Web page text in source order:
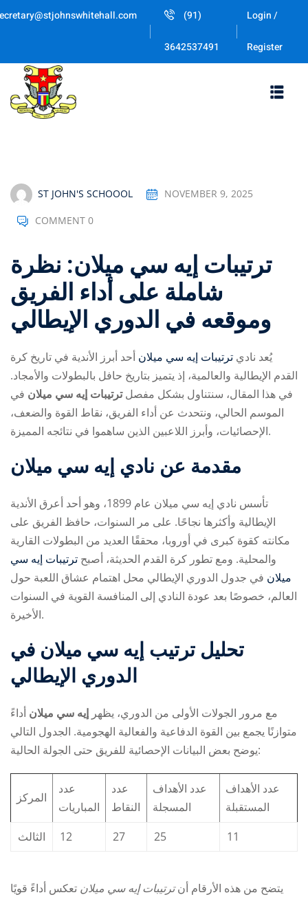
Skip
(91)
3642537491
Login /
Register
ST JOHN'S SCHOOOL NOVEMBER 9, 2025
COMMENT 0
ترتيبات إيه سي ميلان: نظرة
شاملة على أداء الفريق
وموقعه في الدوري الإيطالي
يُعد نادي ترتيبات إيه سي ميلان أحد أبرز الأندية في تاريخ كرة
القدم الإيطالية والعالمية، إذ يتميز بتاريخ حافل بالبطولات والأمجاد.
في هذا المقال، سنتناول بشكل مفصلترتيبات إيه سي ميلان في
الموسم الحالي، ونتحدث عن أداء الفريق، نقاط القوة والضعف،
الإحصائيات، وأبرز اللاعبين الذين ساهموا في نتائجه المميزة.
مقدمة عن نادي إيه سي ميلان
تأسس نادي إيه سي ميلان عام 1899، وهو أحد أعرق الأندية
الإيطالية وأكثرها نجاحًا. على مر السنوات، حافظ الفريق على
مكانته كقوة كبرى في أوروبا، محققًا العديد من البطولات القارية
والمحلية. ومع تطور كرة القدم الحديثة، أصبح ترتيبات إيه سي
ميلان في جدول الدوري الإيطالي محل اهتمام عشاق اللعبة حول
العالم، خصوصًا بعد عودة النادي إلى المنافسة القوية في السنوات
الأخيرة.
تحليل ترتيب إيه سي ميلان في
الدوري الإيطالي
مع مرور الجولات الأولى من الدوري، يظهر إيه سي ميلان أداءً
متوازنًا يجمع بين القوة الدفاعية والفعالية الهجومية. الجدول التالي
يوضح بعض البيانات الإحصائية للفريق حتى الجولة الحالية:
المركز
عدد
المباريات
عدد
النقاط
عدد الأهداف
المسجلة
عدد الأهداف
المستقبلة
الثالث
12 27 25 11
يتضح من هذه الأرقام أنترتيبات إيه سي ميلان تعكس أداءً قويًا